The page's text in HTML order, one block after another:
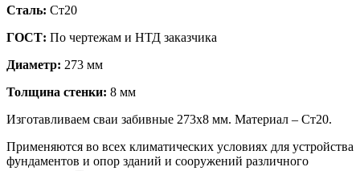
Сталь: Ст20
ГОСТ: По чертежам и НТД заказчика
Диаметр: 273 мм
Толщина стенки: 8 мм
Изготавливаем сваи забивные 273х8 мм. Материал – Ст20.
Применяются во всех климатических условиях для устройства
фундаментов и опор зданий и сооружений различного